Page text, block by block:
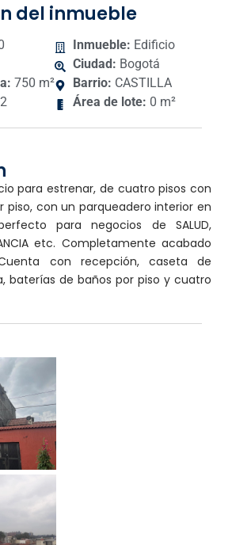
del inmueble
750 m²
2
Inmueble: Edificio
Ciudad: Bogotá
Barrio: CASTILLA
Área de lote: 0 m²
para estrenar, de cuatro pisos con
piso, con un parqueadero interior en
para negocios de SALUD,
etc. Completamente acabado
Cuenta con recepción, caseta de
baterías de baños por piso y cuatro